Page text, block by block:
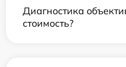
Диагностика
стоимость?